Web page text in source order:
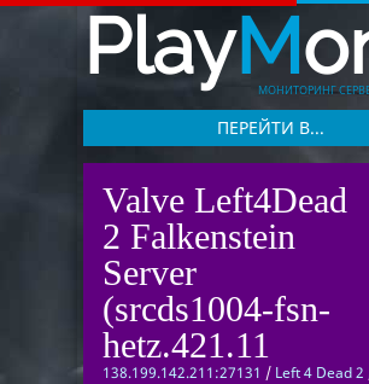
PlayM
МОНИТОРИНГ
ПЕРЕЙТИ В...
Valve Left4Dead
2 Falkenstein
Server
(srcds1004-fsn-
hetz.421.11
138.199.142.211:27131 / Left 4 Dead 2